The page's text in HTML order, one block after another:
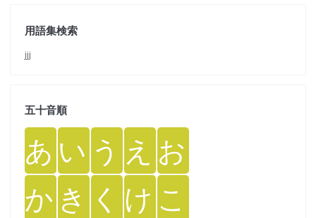
用語集検索
jjj
五十音順
あ い う え お
か き く け こ